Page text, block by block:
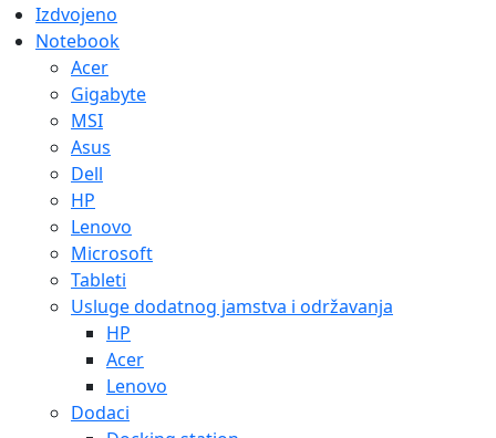
Izdvojeno
Notebook
Acer
Gigabyte
MSI
Asus
Dell
HP
Lenovo
Microsoft
Tableti
Usluge dodatnog jamstva i održavanja
HP
Acer
Lenovo
Dodaci